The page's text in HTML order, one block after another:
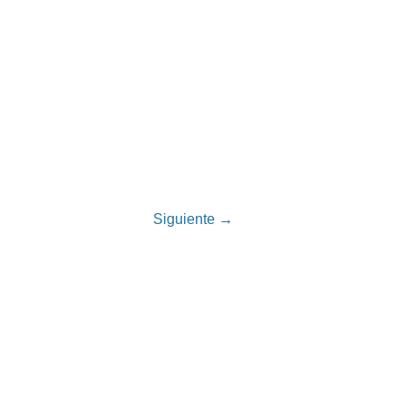
Siguiente →